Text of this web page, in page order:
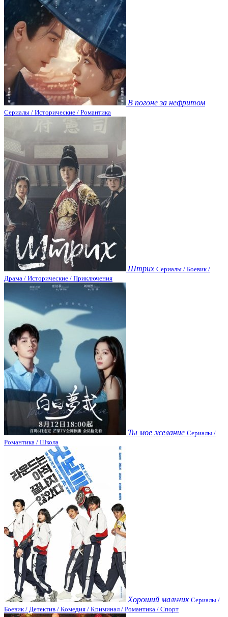
В погоне за нефритом
Сериалы / Исторические / Романтика
Штрих Сериалы / Боевик /
Драма / Исторические / Приключения
Ты мое желание Сериалы /
Романтика / Школа
Хороший мальчик Сериалы /
Боевик / Детектив / Комедия / Криминал / Романтика / Спорт